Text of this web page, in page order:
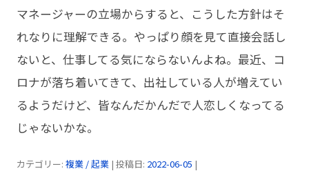
マネージャーの立場からすると、こうした方針はそ
れなりに理解できる。やっぱり顔を見て直接会話し
ないと、仕事してる気にならないんよね。最近、コ
ロナが落ち着いてきて、出社している人が増えてい
るようだけど、皆なんだかんだで人恋しくなってる
じゃないかな。
カテゴリー: 複業 / 起業 | 投稿日: 2022-06-05 |